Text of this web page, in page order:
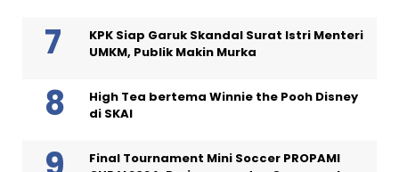
KPK Siap Garuk Skandal Surat Istri Menteri
UMKM, Publik Makin Murka
High Tea bertema Winnie the Pooh Disney
di SKAI
Final Tournament Mini Soccer PROPAMI